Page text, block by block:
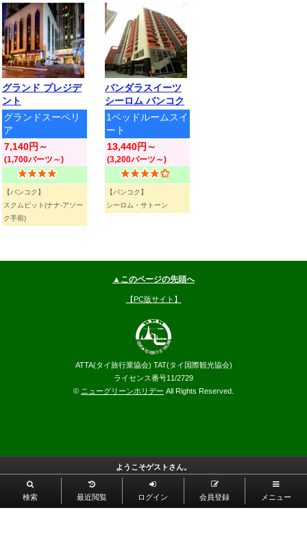
グランド プレジデ
ント
グランドスーペリ
ア
7,140円～
(1,700バーツ～)
【バンコク】
スクムビット(ナナ-アソー
ク手前)
バンダラスイーツ
シーロム バンコク
1ベッドルームスイ
ート
13,440円～
(3,200バーツ～)
【バンコク】
シーロム・サトーン
▲このページの先頭へ
【PC版サイト】
ATTA(タイ旅行業協会) TAT(タイ国際観光協会)
ライセンス番号11/2729
© ニューグリーンホリデー All Rights Reserved.
ようこそゲストさん。
検索 最近閲覧 ログイン 会員登録 メニュー